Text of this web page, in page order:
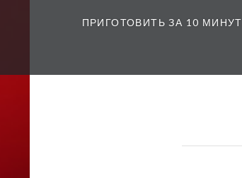
ПРИГОТОВИТЬ ЗА 10 МИНУТ